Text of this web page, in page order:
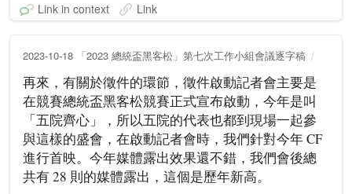
Link in context Link
2023-10-18 「2023 總統盃黑客松」第七次工作小組會議逐字稿
再來，有關於徵件的環節，徵件啟動記者會主要是
在競賽總統盃黑客松競賽正式宣布啟動，今年是叫
「五院齊心」，所以五院的代表也都到現場一起參
與這樣的盛會，在啟動記者會時，我們針對今年 CF
進行首映。今年媒體露出效果還不錯，我們會後總
共有 28 則的媒體露出，這個是歷年新高。